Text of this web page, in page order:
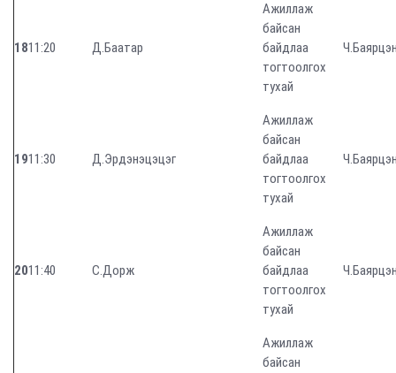
1811:20 Д.Баатар
Ажиллаж
байсан
байдлаа
тогтоолгох
тухай
1911:30 Д.Эрдэнэцэцэг
Ажиллаж
байсан
байдлаа
тогтоолгох
тухай
2011:40 С.Дорж
Ажиллаж
байсан
байдлаа
тогтоолгох
тухай
Ажиллаж
байсан